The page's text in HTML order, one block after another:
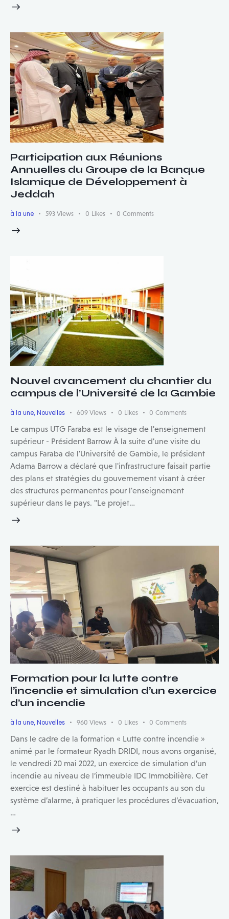
Participation aux Réunions
Annuelles du Groupe de la Banque
Islamique de Développement à
Jeddah
à la une 593 Views 0 Likes 0 Comments
Nouvel avancement du chantier du
campus de l’Université de la Gambie
à la une, Nouvelles 609 Views 0 Likes 0 Comments
Le campus UTG Faraba est le visage de l'enseignement
supérieur - Président Barrow À la suite d'une visite du
campus Faraba de l'Université de Gambie, le président
Adama Barrow a déclaré que l'infrastructure faisait partie
des plans et stratégies du gouvernement visant à créer
des structures permanentes pour l'enseignement
supérieur dans le pays. "Le projet…
Formation pour la lutte contre
l’incendie et simulation d’un exercice
d’un incendie
à la une, Nouvelles 960 Views 0 Likes 0 Comments
Dans le cadre de la formation « Lutte contre incendie »
animé par le formateur Ryadh DRIDI, nous avons organisé,
le vendredi 20 mai 2022, un exercice de simulation d’un
incendie au niveau de l’immeuble IDC Immobilière. Cet
exercice est destiné à habituer les occupants au son du
système d’alarme, à pratiquer les procédures d’évacuation,
…